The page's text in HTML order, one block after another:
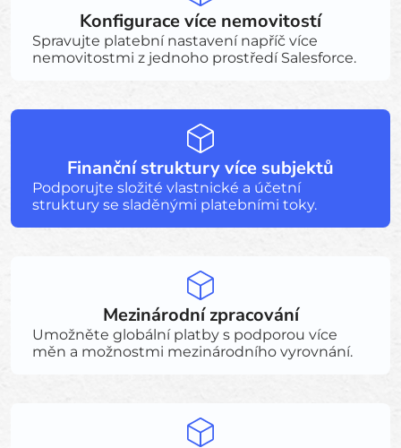
Konfigurace více nemovitostí
Spravujte platební nastavení napříč více
nemovitostmi z jednoho prostředí Salesforce.
Finanční struktury více subjektů
Podporujte složité vlastnické a účetní
struktury se sladěnými platebními toky.
Mezinárodní zpracování
Umožněte globální platby s podporou více
měn a možnostmi mezinárodního vyrovnání.